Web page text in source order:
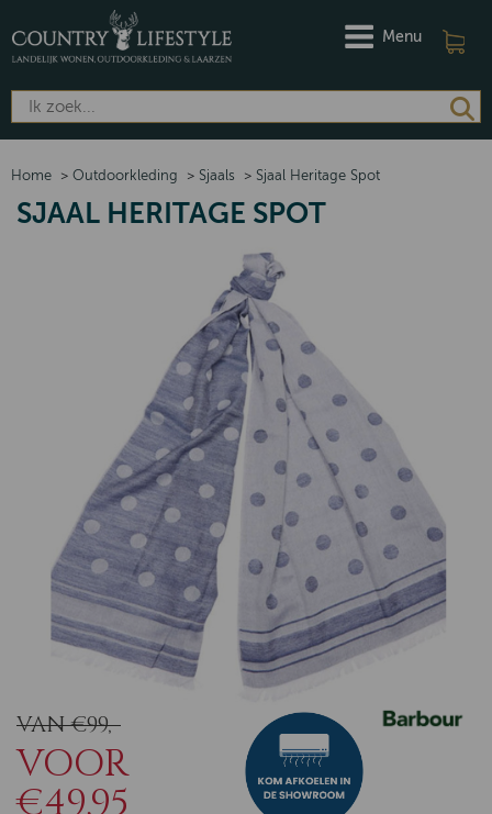
Menu
Home > Outdoorkleding > Sjaals > Sjaal Heritage Spot
SJAAL HERITAGE SPOT
VAN €99,-
VOOR